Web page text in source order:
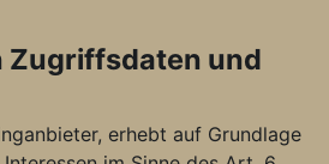
Zugriffsdaten und
erhebt auf Grundlage